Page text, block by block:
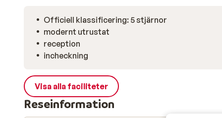
Officiell klassificering: 5 stjärnor
modernt utrustat
reception
incheckning
Visa alla faciliteter
Reseinformation